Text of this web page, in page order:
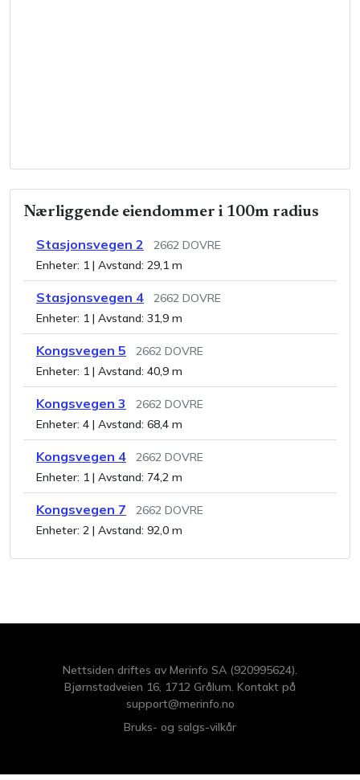
Nærliggende eiendommer i 100m radius
Stasjonsvegen 2
2662 DOVRE
Enheter: 1 | Avstand: 29,1 m
Stasjonsvegen 4 2662 DOVRE
Enheter: 1 | Avstand: 31,9 m
Kongsvegen 5 2662 DOVRE
Enheter: 1 | Avstand: 40,9 m
Kongsvegen 3 2662 DOVRE
Enheter: 4 | Avstand: 68,4 m
Kongsvegen 4 2662 DOVRE
Enheter: 1 | Avstand: 74,2 m
Kongsvegen 7 2662 DOVRE
Enheter: 2 | Avstand: 92,0 m
Nettsiden driftes av Merinfo SA (920995624).
Bjørnstadveien 16, 1712 Grålum. Kontakt på
support@merinfo.no
Bruks- og salgs-vilkår